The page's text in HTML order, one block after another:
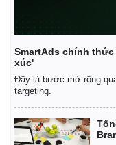
SmartAds chính
xúc'
Đây là bước mở rộng
targeting.